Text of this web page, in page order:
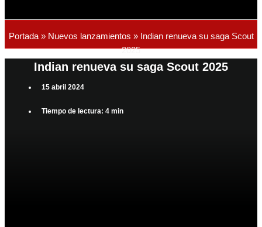
Portada» Nuevos lanzamientos » Indian renueva su saga Scout
2025
Indian renueva su saga Scout 2025
15 abril 2024
Tiempo de lectura: 4 min